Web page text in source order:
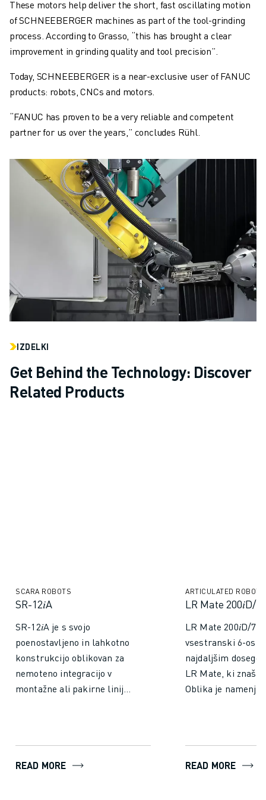
These motors help deliver the short, fast oscillating motion
of SCHNEEBERGER machines as part of the tool-grinding
process. According to Grasso, “this has brought a clear
improvement in grinding quality and tool precision”.
Today, SCHNEEBERGER is a near-exclusive user of FANUC
products: robots, CNCs and motors.
“FANUC has proven to be a very reliable and competent
partner for us over the years,” concludes Rühl.
IZDELKI
Get Behind the Technology: Discover
Related Products
SCARA ROBOTS
SR-12𝑖A
SR-12𝑖A je s svojo
poenostavljeno in lahkotno
konstrukcijo oblikovan za
nemoteno integracijo v
montažne ali pakirne linije.
zmanjšuje konture motenj.
READ MORE
ARTICULATED ROBOTS
LR Mate 200𝑖D/
LR Mate 200𝑖D/7L
vsestranski 6-osni
najdaljšim
LR Mate, ki znaša
Oblika je
ima standardno
READ MORE